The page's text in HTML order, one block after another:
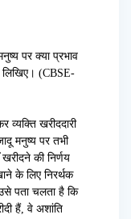
पर क्या प्रभाव
लिखिए। (CBSE-
खरीददारी
मनुष्य पर तभी
की निर्णय
के लिए निरर्थक
पता चलता है कि
हैं, वे अशांति